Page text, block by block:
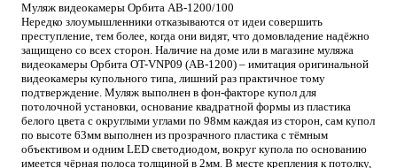
Муляж видеокамеры Орбита AB-1200/100
Нередко злоумышленники отказываются от идеи совершить
преступление, тем более, когда они видят, что домовладение надёжно
защищено со всех сторон. Наличие на доме или в магазине муляжа
видеокамеры Орбита OT-VNP09 (AB-1200) – имитация оригинальной
видеокамеры купольного типа, лишний раз практичное тому
подтверждение. Муляж выполнен в фон-факторе купол для
потолочной установки, основание квадратной формы из пластика
белого цвета с округлыми углами по 98мм каждая из сторон, сам купол
по высоте 63мм выполнен из прозрачного пластика с тёмным
объективом и одним LED светодиодом, вокруг купола по основанию
имеется чёрная полоса толщиной в 2мм. В месте крепления к потолку,